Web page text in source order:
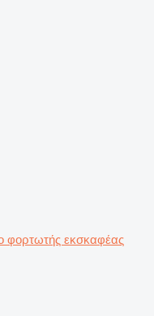
φορτωτής εκσκαφέας